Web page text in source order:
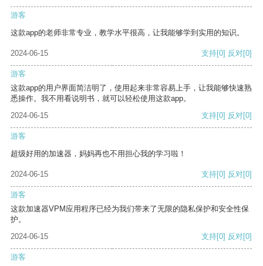
游客
这款app的老师非常专业，教学水平很高，让我能够学到实用的知识。
2024-06-15 支持[0] 反对[0]
游客
这款app的用户界面简洁明了，使用起来非常容易上手，让我能够快速熟
悉操作。我不用看说明书，就可以轻松使用这款app。
2024-06-15
支持[0] 反对[0]
游客
超级好用的加速器，妈妈再也不用担心我的学习啦！
2024-06-15 支持[0] 反对[0]
游客
这款加速器VPM应用程序已经为我们带来了无限的隐私保护和安全性保
护。
2024-06-15
支持[0] 反对[0]
游客